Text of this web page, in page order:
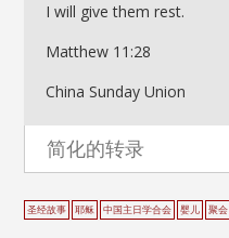
I will give them rest.
Matthew 11:28
China Sunday Union
简化的转录
圣经故事 耶稣 中国主日学合会 婴儿 聚会